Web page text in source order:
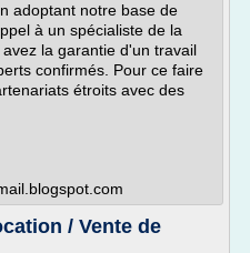
adoptant notre base de
à un spécialiste de la
la garantie d'un travail
confirmés. Pour ce faire
étroits avec des
/ Vente de